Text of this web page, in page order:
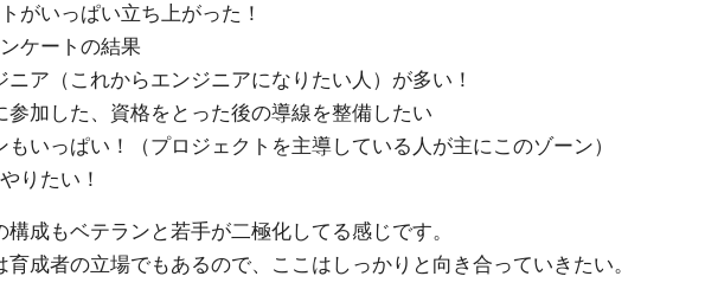
がいっぱい立ち上がった！
ケートの結果
ニア（これからエンジニアになりたい人）が多い！
参加した、資格をとった後の導線を整備したい
もいっぱい！（プロジェクトを主導している人が主にこのゾーン）
りたい！
成もベテランと若手が二極化してる感じです。
育成者の立場でもあるので、ここはしっかりと向き合っていきたい。